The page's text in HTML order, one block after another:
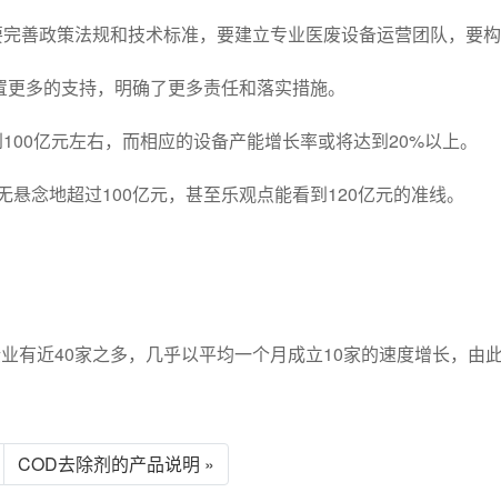
政策法规和技术标准，要建立专业医废设备运营团队，要构
多的支持，明确了更多责任和落实措施。
亿元左右，而相应的设备产能增长率或将达到20%以上。
念地超过100亿元，甚至乐观点能看到120亿元的准线。
近40家之多，几乎以平均一个月成立10家的速度增长，由此
COD去除剂的产品说明 »